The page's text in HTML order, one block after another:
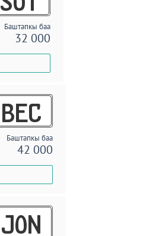
Баштапкы баа
32 000
BEC
Баштапкы баа
42 000
JON